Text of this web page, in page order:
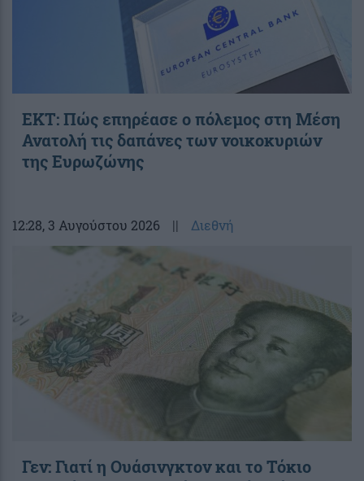
ΕΚΤ: Πώς επηρέασε ο πόλεμος στη Μέση
Ανατολή τις δαπάνες των νοικοκυριών
της Ευρωζώνης
12:28, 3 Αυγούστου 2026 || Διεθνή
Γεν: Γιατί η Ουάσινγκτον και το Τόκιο